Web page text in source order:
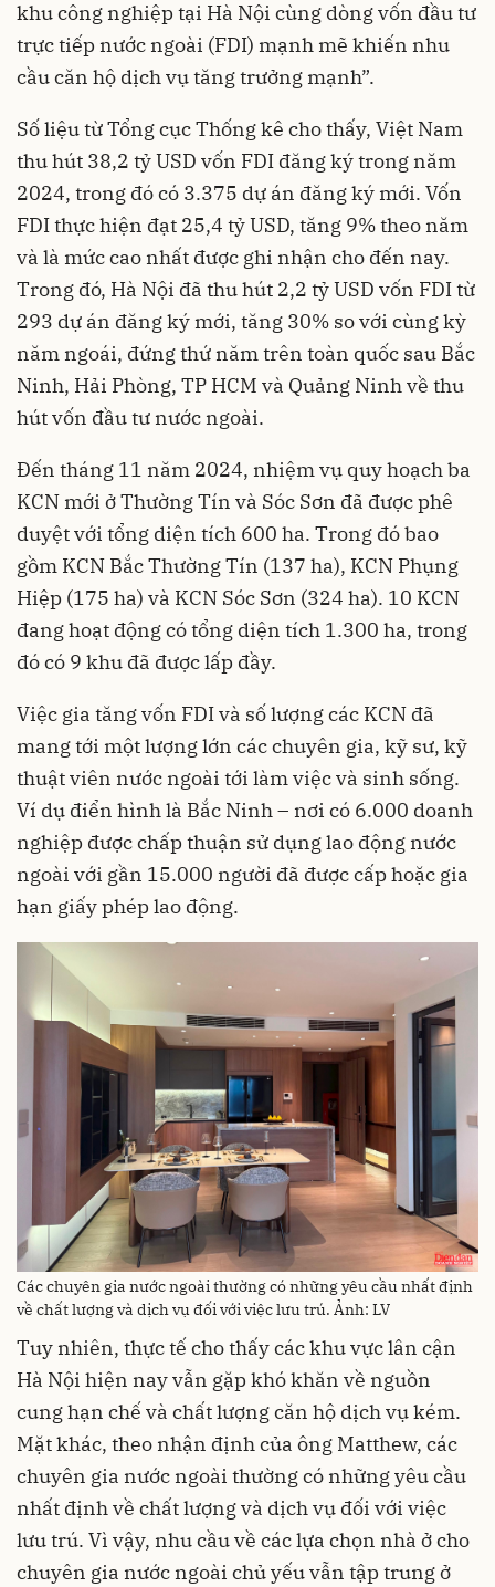
khu công nghiệp tại Hà Nội cùng dòng vốn đầu tư
trực tiếp nước ngoài (FDI) mạnh mẽ khiến nhu
cầu căn hộ dịch vụ tăng trưởng mạnh”.
Số liệu từ Tổng cục Thống kê cho thấy, Việt Nam
thu hút 38,2 tỷ USD vốn FDI đăng ký trong năm
2024, trong đó có 3.375 dự án đăng ký mới. Vốn
FDI thực hiện đạt 25,4 tỷ USD, tăng 9% theo năm
và là mức cao nhất được ghi nhận cho đến nay.
Trong đó, Hà Nội đã thu hút 2,2 tỷ USD vốn FDI từ
293 dự án đăng ký mới, tăng 30% so với cùng kỳ
năm ngoái, đứng thứ năm trên toàn quốc sau Bắc
Ninh, Hải Phòng, TP HCM và Quảng Ninh về thu
hút vốn đầu tư nước ngoài.
Đến tháng 11 năm 2024, nhiệm vụ quy hoạch ba
KCN mới ở Thường Tín và Sóc Sơn đã được phê
duyệt với tổng diện tích 600 ha. Trong đó bao
gồm KCN Bắc Thường Tín (137 ha), KCN Phụng
Hiệp (175 ha) và KCN Sóc Sơn (324 ha). 10 KCN
đang hoạt động có tổng diện tích 1.300 ha, trong
đó có 9 khu đã được lấp đầy.
Việc gia tăng vốn FDI và số lượng các KCN đã
mang tới một lượng lớn các chuyên gia, kỹ sư, kỹ
thuật viên nước ngoài tới làm việc và sinh sống.
Ví dụ điển hình là Bắc Ninh – nơi có 6.000 doanh
nghiệp được chấp thuận sử dụng lao động nước
ngoài với gần 15.000 người đã được cấp hoặc gia
hạn giấy phép lao động.
Các chuyên gia nước ngoài thường có những yêu cầu nhất định
về chất lượng và dịch vụ đối với việc lưu trú. Ảnh: LV
Tuy nhiên, thực tế cho thấy các khu vực lân cận
Hà Nội hiện nay vẫn gặp khó khăn về nguồn
cung hạn chế và chất lượng căn hộ dịch vụ kém.
Mặt khác, theo nhận định của ông Matthew, các
chuyên gia nước ngoài thường có những yêu cầu
nhất định về chất lượng và dịch vụ đối với việc
lưu trú. Vì vậy, nhu cầu về các lựa chọn nhà ở cho
chuyên gia nước ngoài chủ yếu vẫn tập trung ở